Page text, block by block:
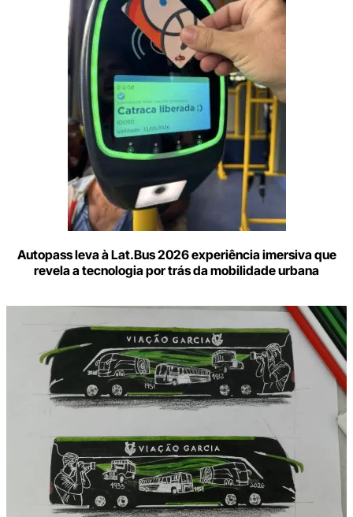
Autopass leva à Lat.Bus 2026 experiência imersiva que
revela a tecnologia por trás da mobilidade urbana